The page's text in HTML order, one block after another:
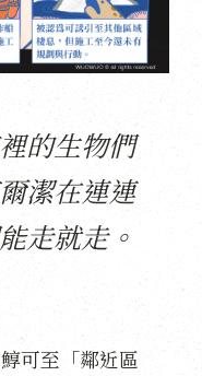
的生物們
潔在連連
走就走。
可至「鄰近區